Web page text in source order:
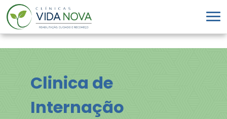
Clinica de
Internação